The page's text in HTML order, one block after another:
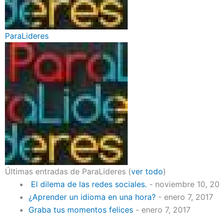
ParaLideres
Últimas entradas de ParaLideres (ver todo)
El dilema de las redes sociales. - noviembre 10,
¿Aprender un idioma en una hora? - enero 7, 2017
Graba tus momentos felices - enero 7, 2017